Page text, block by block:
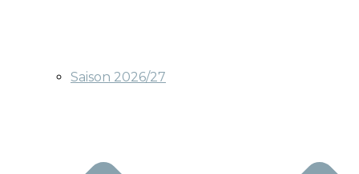
Saison 2026/27